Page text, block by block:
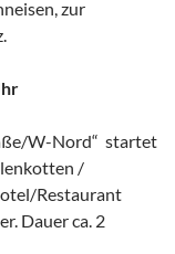
zur
W-Nord“ startet
/
Restaurant
Dauer ca. 2